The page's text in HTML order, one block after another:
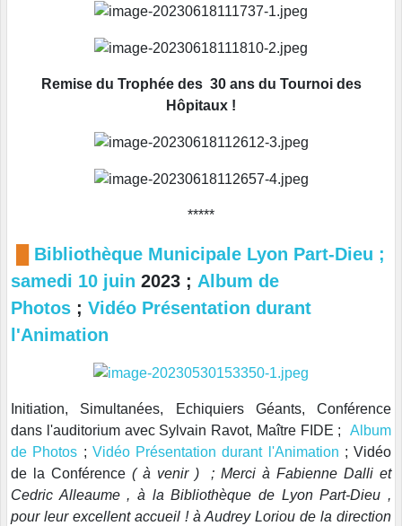
Remise du Trophée des 30 ans du Tournoi des
Hôpitaux !
*****
Bibliothèque Municipale Lyon Part-Dieu ;
samedi 10 juin 2023 ; Album de
Photos ; Vidéo Présentation durant
l'Animation
Initiation, Simultanées, Echiquiers Géants, Conférence
dans l'auditorium avec Sylvain Ravot, Maître FIDE ; Album
de Photos ; Vidéo Présentation durant l'Animation ; Vidéo
de la Conférence ( à venir ) ; Merci à Fabienne Dalli et
Cedric Alleaume , à la Bibliothèque de Lyon Part-Dieu ,
pour leur excellent accueil ! à Audrey Loriou de la direction